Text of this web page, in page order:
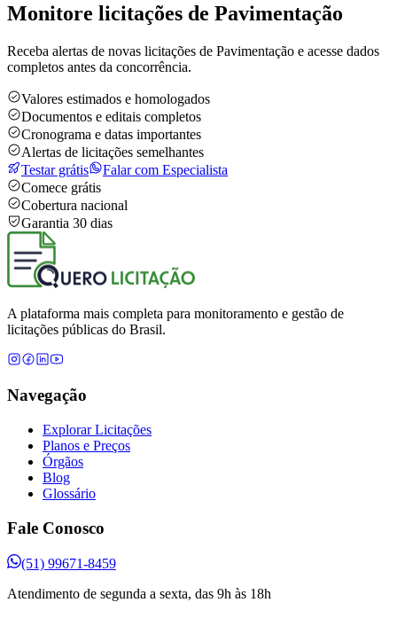
Monitore licitações de Pavimentação
Receba alertas de novas licitações de Pavimentação e acesse dados
completos antes da concorrência.
Valores estimados e homologados
Documentos e editais completos
Cronograma e datas importantes
Alertas de licitações semelhantes
Testar grátis
Falar com Especialista
Comece grátis
Cobertura nacional
Garantia 30 dias
A plataforma mais completa para monitoramento e gestão de
licitações públicas do Brasil.
Navegação
Explorar Licitações
Planos e Preços
Órgãos
Blog
Glossário
Fale Conosco
(51) 99671-8459
Atendimento de segunda a sexta, das 9h às 18h